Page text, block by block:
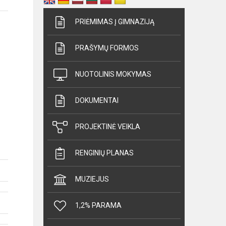
PRIĖMIMAS Į GIMNAZIJĄ
PRAŠYMŲ FORMOS
NUOTOLINIS MOKYMAS
DOKUMENTAI
PROJEKTINĖ VEIKLA
RENGINIŲ PLANAS
MUZIEJUS
1,2% PARAMA